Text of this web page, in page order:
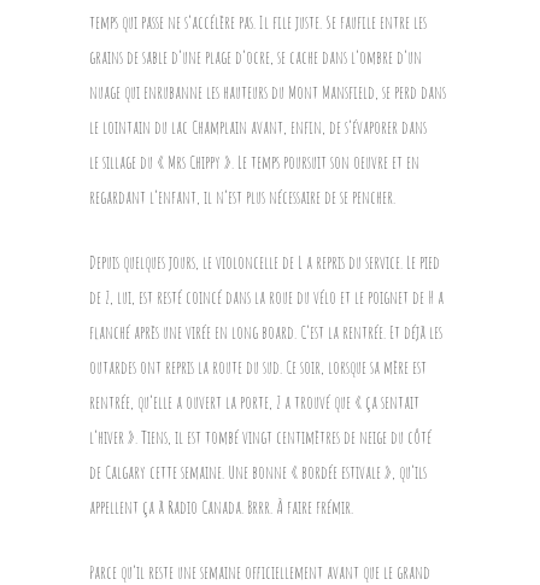
temps qui passe ne s’accélère pas. Il file juste. Se faufile entre les
grains de sable d’une plage d’ocre, se cache dans l’ombre d’un
nuage qui enrubanne les hauteurs du Mont Mansfield, se perd dans
le lointain du lac Champlain avant, enfin, de s’évaporer dans
le sillage du « Mrs Chippy ». Le temps poursuit son oeuvre et en
regardant l’enfant, il n’est plus nécessaire de se pencher.
Depuis quelques jours, le violoncelle de L a repris du service. Le pied
de Z, lui, est resté coincé dans la roue du vélo et le poignet de H a
flanché après une virée en long board. C’est la rentrée. Et déjà les
outardes ont repris la route du sud. Ce soir, lorsque sa mère est
rentrée, qu’elle a ouvert la porte, Z a trouvé que « ça sentait
l’hiver ». Tiens, il est tombé vingt centimètres de neige du côté
de Calgary cette semaine. Une bonne « bordée estivale », qu’ils
appellent ça à Radio Canada. Brrr. À faire frémir.
Parce qu’il reste une semaine officiellement avant que le grand